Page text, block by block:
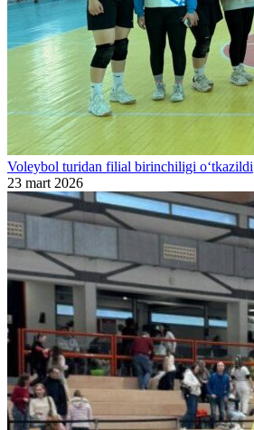
Voleybol turidan filial birinchiligi o‘tkazildi
23 mart 2026